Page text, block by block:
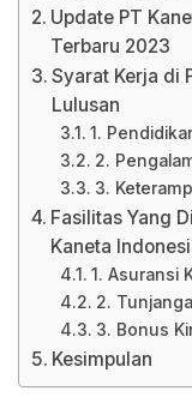
Update PT
Terbaru 2023
Syarat Kerja di
Lulusan
1.
2.
3.
Fasilitas Yang
Kaneta
1. Asuransi
2.
3. Bonus
Kesimpulan